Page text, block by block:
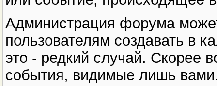
Администрация форума
пользователям создавать в
это - редкий случай. Скорее
события, видимые лишь